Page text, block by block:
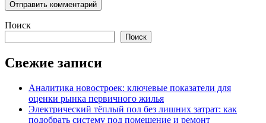
Поиск
Поиск
Свежие записи
Аналитика новостроек: ключевые показатели для
оценки рынка первичного жилья
Электрический тёплый пол без лишних затрат: как
подобрать систему под помещение и ремонт